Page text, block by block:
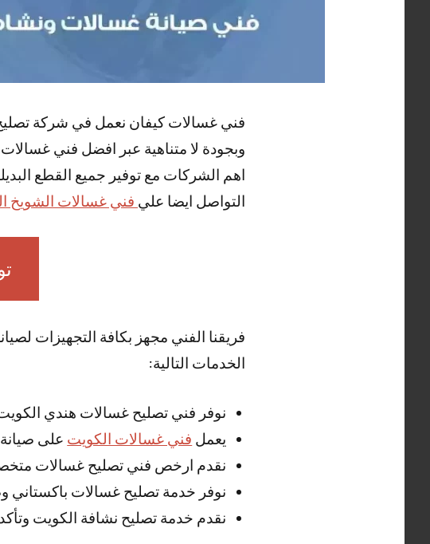
فني غسالات كيفان نعمل في شركة تصليح
وبجودة لا متناهية عبر افضل فني
اهم الشركات مع توفير جميع القطع
التواصل ايضا علي فني غسالات الشويخ
فريقنا الفني مجهز بكافة التجهيزات
الخدمات التالية:
نوفر فني تصليح غسالات هندي
يعمل فني غسالات الكويت على
نقدم ارخص فني تصليح غسالات
نوفر خدمة تصليح غسالات باكستاني
نقدم خدمة تصليح نشافة الكويت